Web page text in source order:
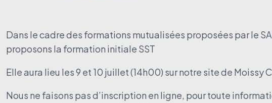
Dans le cadre des formations mutualisées proposées par le
proposons la formation initiale SST
Elle aura lieu les 9 et 10 juillet (14h00) sur notre site de Moissy
Nous ne faisons pas d’inscription en ligne, pour toute